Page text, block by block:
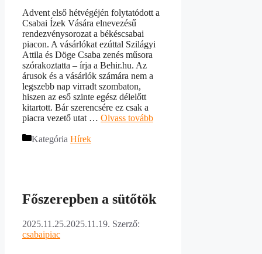
Advent első hétvégéjén folytatódott a
Csabai Ízek Vására elnevezésű
rendezvénysorozat a békéscsabai
piacon. A vásárlókat ezúttal Szilágyi
Attila és Döge Csaba zenés műsora
szórakoztatta – írja a Behir.hu. Az
árusok és a vásárlók számára nem a
legszebb nap virradt szombaton,
hiszen az eső szinte egész délelőtt
kitartott. Bár szerencsére ez csak a
piacra vezető utat … Olvass tovább
Kategória Hírek
Főszerepben a sütőtök
2025.11.25.2025.11.19. Szerző:
csabaipiac